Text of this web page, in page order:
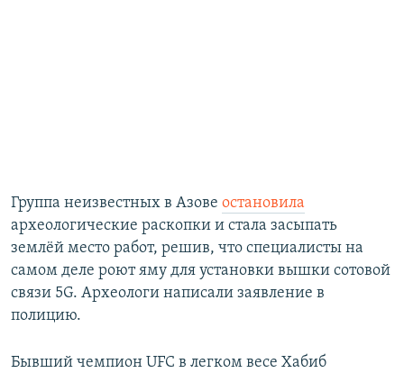
Группа неизвестных в Азове остановила
археологические раскопки и стала засыпать
землёй место работ, решив, что специалисты на
самом деле роют яму для установки вышки сотовой
связи 5G. Археологи написали заявление в
полицию.
Бывший чемпион UFC в легком весе Хабиб